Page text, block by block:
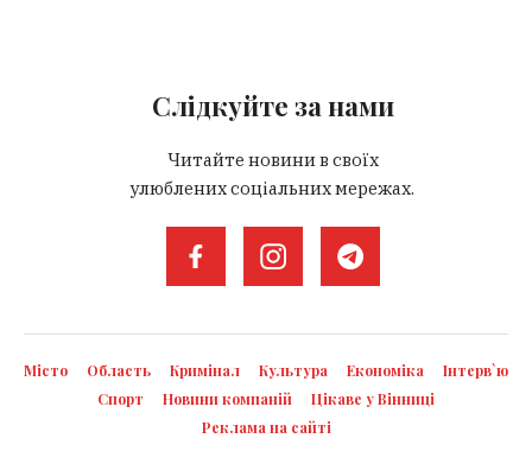
Слідкуйте за нами
Читайте новини в своїх
улюблених соціальних мережах.
Місто Область Кримінал Культура Економіка
Інтерв`ю
Спорт
Новини компаній
Цікаве у Вінниці
Реклама на сайті